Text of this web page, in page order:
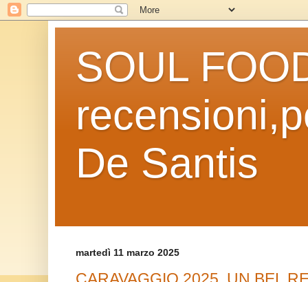
SOUL
De Santis
martedì 11 marzo 2025
CARAVAGGIO 2025, UN BEL